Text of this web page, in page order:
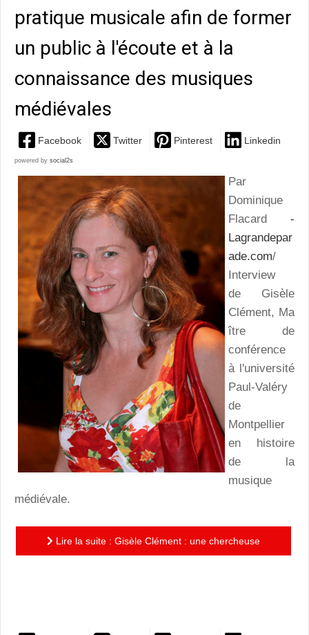
pratique musicale afin de former
un public à l'écoute et à la
connaissance des musiques
médiévales
Facebook Twitter Pinterest Linkedin
powered by social2s
Par
Dominique
Flacard -
Lagrandepar
ade.com/
Interview
de Gisèle
Clément, Ma
ître de
conférence
à l'université
Paul-Valéry
de
Montpellier
en histoire
de la
musique
médiévale.
Lire la suite : Gisèle Clément : une chercheuse